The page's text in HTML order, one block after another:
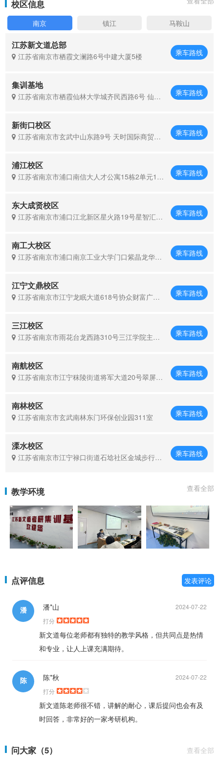
校区信息
南京 镇江 马鞍山
江苏新文道总部
江苏省南京市栖霞文澜路6号中建大厦5楼 乘车路线
集训基地
江苏省南京市栖霞仙林大学城齐民西路6号 仙林
乘车路线
新街口校区
江苏省南京市玄武中山东路9号 天时国际商贸中
乘车路线
浦江校区
江苏省南京市浦口南信大人才公寓15栋2单元105
乘车路线
东大成贤校区
江苏省南京市浦口江北新区星火路19号星智汇商
乘车路线
南工大校区
江苏省南京市浦口南京工业大学门口紫晶龙华广
乘车路线
江宁文鼎校区
江苏省南京市江宁龙眠大道618号协众财富广场3
乘车路线
三江校区
江苏省南京市雨花台龙西路310号三江学院主校
乘车路线
南航校区
江苏省南京市江宁秣陵街道将军大道20号翠屏国
乘车路线
南林校区
江苏省南京市玄武南林东门环保创业园311室 乘车路线
溧水校区
江苏省南京市江宁禄口街道石埝社区金城步行街8
乘车路线
教学环境 查看全部
点评信息 发表评论
潘 2024-07-22
潘*山
打分
新文道每位老师都有独特的教学风格，但共同点是热情
和专业，让人上课充满期待。
陈 2024-07-22
陈*秋
打分
新文道陈老师很不错，讲解的耐心，课后提问也会有及
时回答，非常好的一家考研机构。
问大家（5） 查看全部